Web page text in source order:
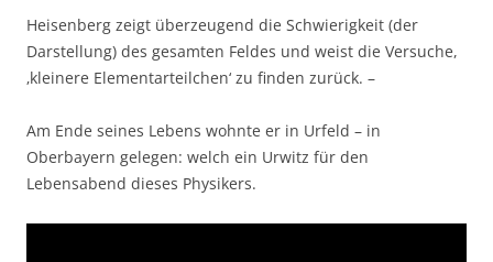
Heisenberg zeigt überzeugend die Schwierigkeit (der
Darstellung) des gesamten Feldes und weist die Versuche,
‚kleinere Elementarteilchen‘ zu finden zurück. –
Am Ende seines Lebens wohnte er in Urfeld – in
Oberbayern gelegen: welch ein Urwitz für den
Lebensabend dieses Physikers.